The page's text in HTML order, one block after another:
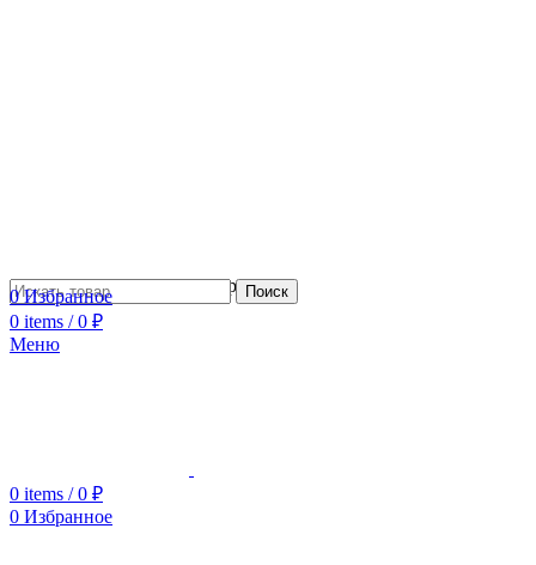
Сотрудничество с дизайнерамиПоиск
0Избранное
0 items / 0 ₽
Меню
0 items / 0 ₽
0 Избранное